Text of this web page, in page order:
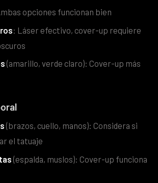
opciones funcionan bien
: Láser efectivo, cover-up requiere
(amarillo, verde claro): Cover-up más
(brazos, cuello, manos): Considera si
el tatuaje
(espalda, muslos): Cover-up funciona